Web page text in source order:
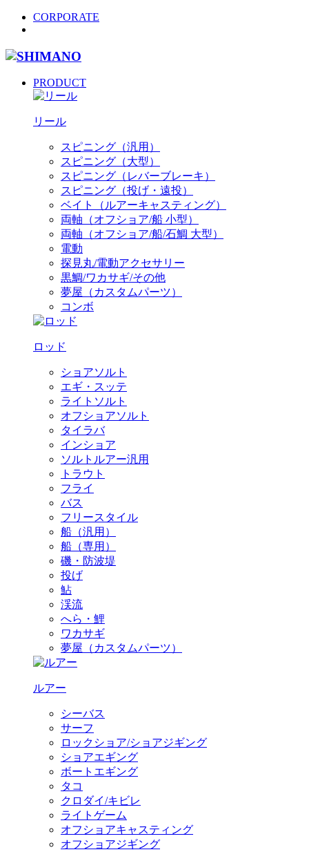
CORPORATE
PRODUCT
リール
スピニング（汎用）
スピニング（大型）
スピニング（レバーブレーキ）
スピニング（投げ・遠投）
ベイト（ルアーキャスティング）
両軸（オフショア/船 小型）
両軸（オフショア/船/石鯛 大型）
電動
探見丸/電動アクセサリー
黒鯛/ワカサギ/その他
夢屋（カスタムパーツ）
コンボ
ロッド
ショアソルト
エギ・スッテ
ライトソルト
オフショアソルト
タイラバ
インショア
ソルトルアー汎用
トラウト
フライ
バス
フリースタイル
船（汎用）
船（専用）
磯・防波堤
投げ
鮎
渓流
へら・鯉
ワカサギ
夢屋（カスタムパーツ）
ルアー
シーバス
サーフ
ロックショア/ショアジギング
ショアエギング
ボートエギング
タコ
クロダイ/キビレ
ライトゲーム
オフショアキャスティング
オフショアジギング